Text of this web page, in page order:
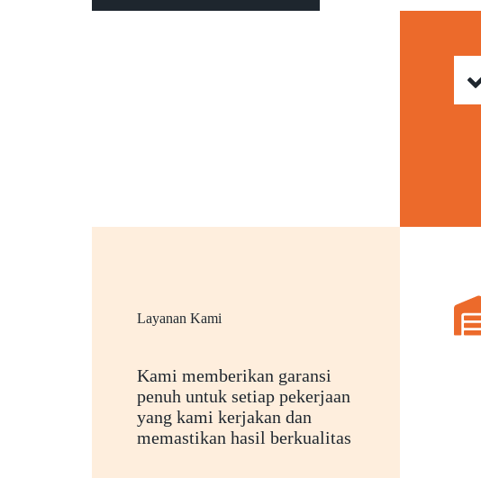
Layanan Kami
Kami memberikan garansi
penuh untuk setiap pekerjaan
yang kami kerjakan dan
memastikan hasil berkualitas